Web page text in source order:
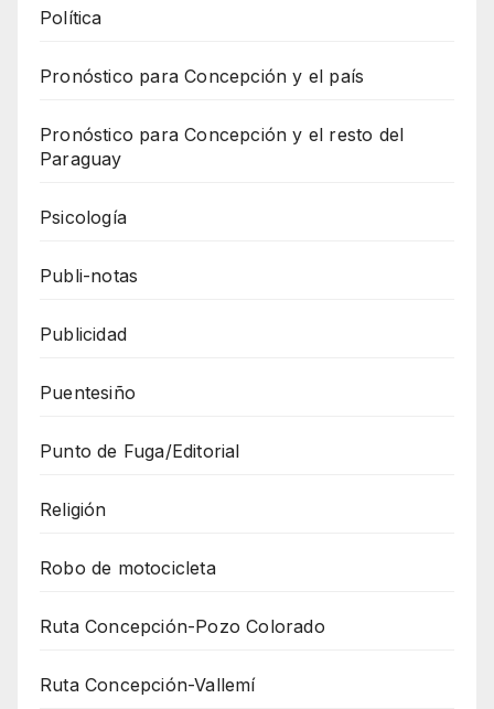
Política
Pronóstico para Concepción y el país
Pronóstico para Concepción y el resto del
Paraguay
Psicología
Publi-notas
Publicidad
Puentesiño
Punto de Fuga/Editorial
Religión
Robo de motocicleta
Ruta Concepción-Pozo Colorado
Ruta Concepción-Vallemí